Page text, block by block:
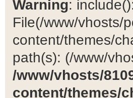
Warning:
File(/www/vhosts/
content/themes/
path(s): (/www/
/www/vhosts/
content/themes/